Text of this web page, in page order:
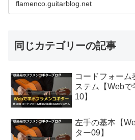
flamenco.guitarblog.net
同じカテゴリーの記事
コードフォー
ステム【Web
10】
左手の基本【
ター09】